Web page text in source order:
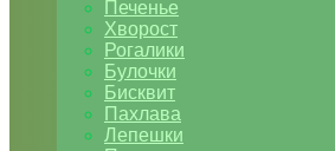
Печенье
Хворост
Рогалики
Булочки
Бисквит
Пахлава
Лепешки